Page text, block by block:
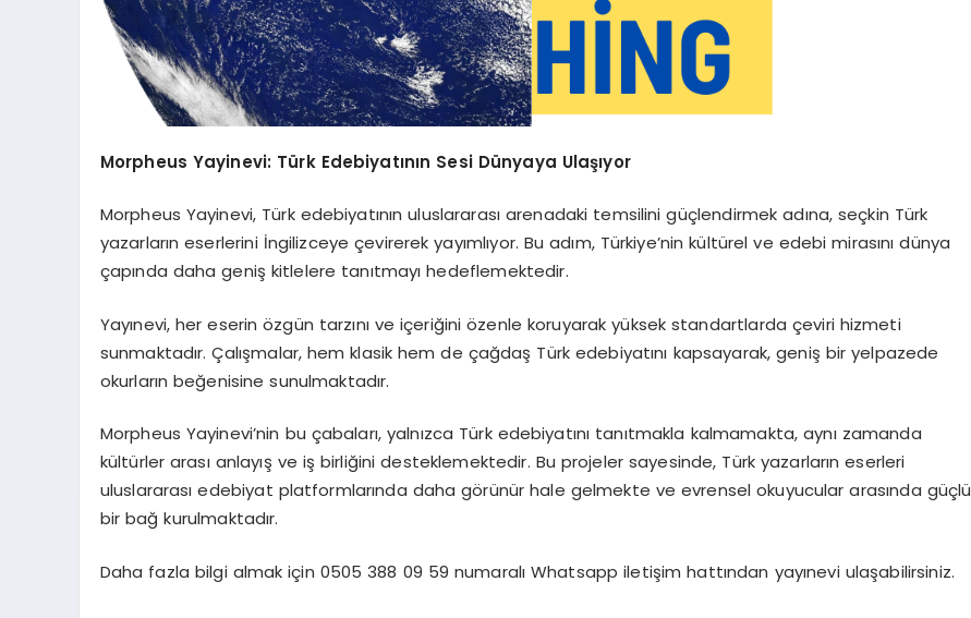
Morpheus Yayinevi: Türk Edebiyatının Sesi Dünyaya Ulaşıyor
Morpheus Yayinevi, Türk edebiyatının uluslararası arenadaki temsilini güçlendirmek adına, seçkin Türk
yazarların eserlerini İngilizceye çevirerek yayımlıyor. Bu adım, Türkiye’nin kültürel ve edebi mirasını dünya
çapında daha geniş kitlelere tanıtmayı hedeflemektedir.
Yayınevi, her eserin özgün tarzını ve içeriğini özenle koruyarak yüksek standartlarda çeviri hizmeti
sunmaktadır. Çalışmalar, hem klasik hem de çağdaş Türk edebiyatını kapsayarak, geniş bir yelpazede
okurların beğenisine sunulmaktadır.
Morpheus Yayinevi’nin bu çabaları, yalnızca Türk edebiyatını tanıtmakla kalmamakta, aynı zamanda
kültürler arası anlayış ve iş birliğini desteklemektedir. Bu projeler sayesinde, Türk yazarların eserleri
uluslararası edebiyat platformlarında daha görünür hale gelmekte ve evrensel okuyucular arasında güçlü
bir bağ kurulmaktadır.
Daha fazla bilgi almak için 0505 388 09 59 numaralı Whatsapp iletişim hattından yayınevi ulaşabilirsiniz.